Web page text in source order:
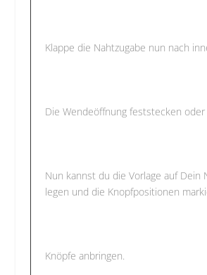
Klappe die Nahtzugabe nun nach
Die Wendeöffnung feststecken oder
Nun kannst du die Vorlage auf Dein
legen und die Knopfpositionen
Knöpfe anbringen.